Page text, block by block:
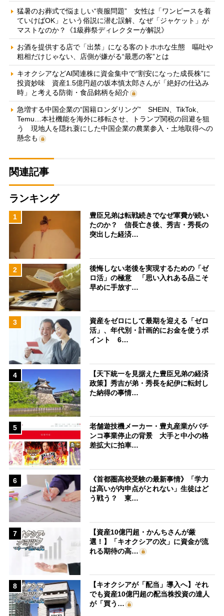
猛暑のお葬式で悩ましい“喪服問題” 女性は「ワンピースを着
ていけばOK」という俗説に潜む誤解、なぜ「ジャケット」が
マストなのか？《1級葬祭ディレクターが解説》
お酒を提供する店で「出禁」になる客のトホホな生態 嘔吐や
粗相だけじゃない、店側が嫌がる“最悪の客”とは
キオクシアなどAI関連株に資金集中で“割安になった成長株”に
投資妙味 資産1.5億円超の坂本慎太郎さんが「絶好の仕込み
時」と考える防衛・食品銘柄を紹介
急増する中国企業の“国籍ロンダリング” SHEIN、TikTok、
Temu…本社機能を海外に移転させ、トランプ関税の回避を狙
う 現地人を隠れ蓑にした中国企業の農業参入・土地取得への
懸念も
関連記事
ランキング
1
豊臣兄弟は転戦続きでなぜ軍費が続い
たのか？ 信長亡き後、秀吉・秀長の
突出した経済…
2
後悔しない老後を実現するための「ゼ
ロ活」の極意 「思い入れある品こそ
早めに手放す…
3
資産をゼロにして最期を迎える「ゼロ
活」、年代別・計画的にお金を使うポ
イント 6…
4
【天下統一を見据えた豊臣兄弟の経済
政策】秀吉が弟・秀長を紀伊に転封し
た納得の事情…
5
老舗遊技機メーカー・豊丸産業がパチ
ンコ事業停止の背景 大手と中小の格
差拡大に拍車…
6
《首都圏高校受験の最新事情》「学力
は高いが内申点がとれない」生徒はど
う戦う？ 東…
7
【資産10億円超・かんちさんが厳
選！】「キオクシアの次」に資金が流
れる期待の高…
8
【キオクシアが「配当」導入へ】それ
でも資産10億円超の配当株投資の達人
が「買う…